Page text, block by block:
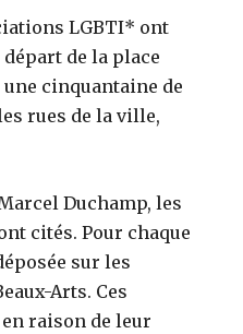
LGBTI* ont
de la place
cinquantaine de
rues de la ville,
Duchamp, les
cités. Pour chaque
sur les
Arts. Ces
raison de leur